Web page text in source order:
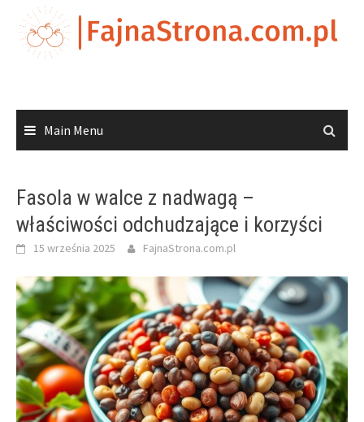
content
Main Menu
Fasola w walce z nadwagą –
właściwości odchudzające i korzyści
15 września 2025 FajnaStrona.com.pl